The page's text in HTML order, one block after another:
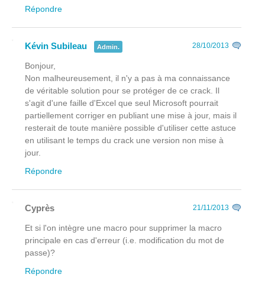
Répondre
Kévin Subileau Admin. 28/10/2013
Bonjour,
Non malheureusement, il n'y a pas à ma connaissance
de véritable solution pour se protéger de ce crack. Il
s'agit d'une faille d'Excel que seul Microsoft pourrait
partiellement corriger en publiant une mise à jour, mais il
resterait de toute manière possible d'utiliser cette astuce
en utilisant le temps du crack une version non mise à
jour.
Répondre
Cyprès 21/11/2013
Et si l'on intègre une macro pour supprimer la macro
principale en cas d'erreur (i.e. modification du mot de
passe)?
Répondre